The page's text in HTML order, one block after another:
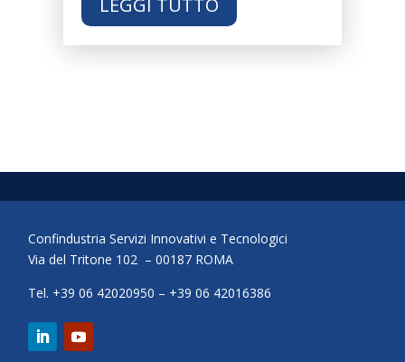
Confindustria Servizi Innovativi e Tecnologici
Via del Tritone 102 – 00187 ROMA
Tel. +39 06 42020950 – +39 06 42016386